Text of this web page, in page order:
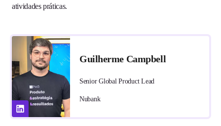
atividades práticas.
Guilherme Campbell
Senior Global Product Lead
Nubank